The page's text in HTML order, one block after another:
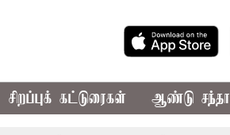
சிறப்புக் கட்டுரைகள் ஆண்டு சந்தா